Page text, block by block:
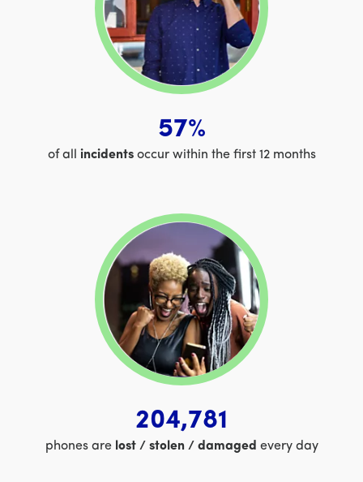
57%
of all incidentsoccur within the first 12 months
204,781
phones are lost / stolen / damaged every day